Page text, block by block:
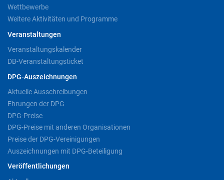
Wettbewerbe
Weitere Aktivitäten und Programme
Veranstaltungen
Veranstaltungskalender
DB-Veranstaltungsticket
DPG-Auszeichnungen
Aktuelle Ausschreibungen
Ehrungen der DPG
DPG-Preise
DPG-Preise mit anderen Organisationen
Preise der DPG-Vereinigungen
Auszeichnungen mit DPG-Beteiligung
Veröffentlichungen